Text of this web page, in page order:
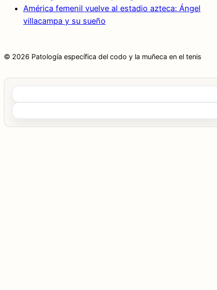
América femenil vuelve al estadio azteca: Ángel
villacampa y su sueño
© 2026 Patología específica del codo y la muñeca en el tenis